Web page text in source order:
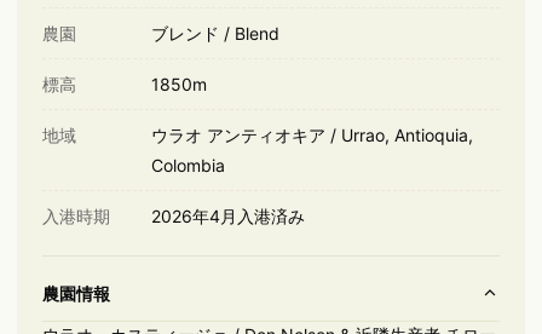
農園 ブレンド / Blend
標高 1850m
地域
ウラオ アンティオキア / Urrao, Antioquia,
Colombia
入港時期 2026年4月入港済み
農園情報